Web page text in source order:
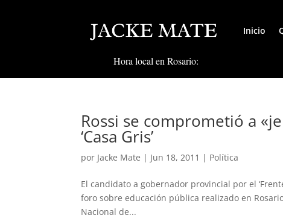
Inicio
Hora local en Rosario:
Rossi se comprometió a
‘Casa Gris’
por Jacke Mate | Jun 18, 2011 | Política
El candidato a gobernador provincial por el
foro sobre educación pública realizado en
Nacional de...